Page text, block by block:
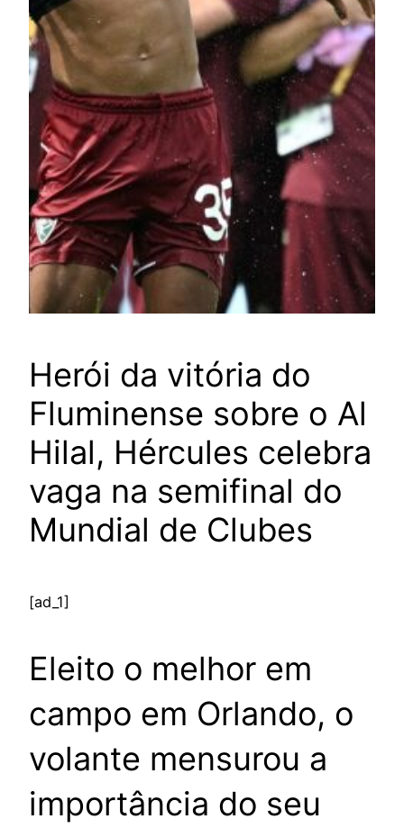
Herói da vitória do
Fluminense sobre o Al
Hilal, Hércules celebra
vaga na semifinal do
Mundial de Clubes
[ad_1]
Eleito o melhor em
campo em Orlando, o
volante mensurou a
importância do seu